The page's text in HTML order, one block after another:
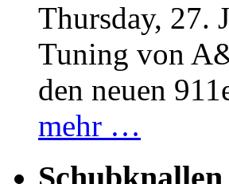
Thursday, 27.
Tuning von
den neuen
mehr …